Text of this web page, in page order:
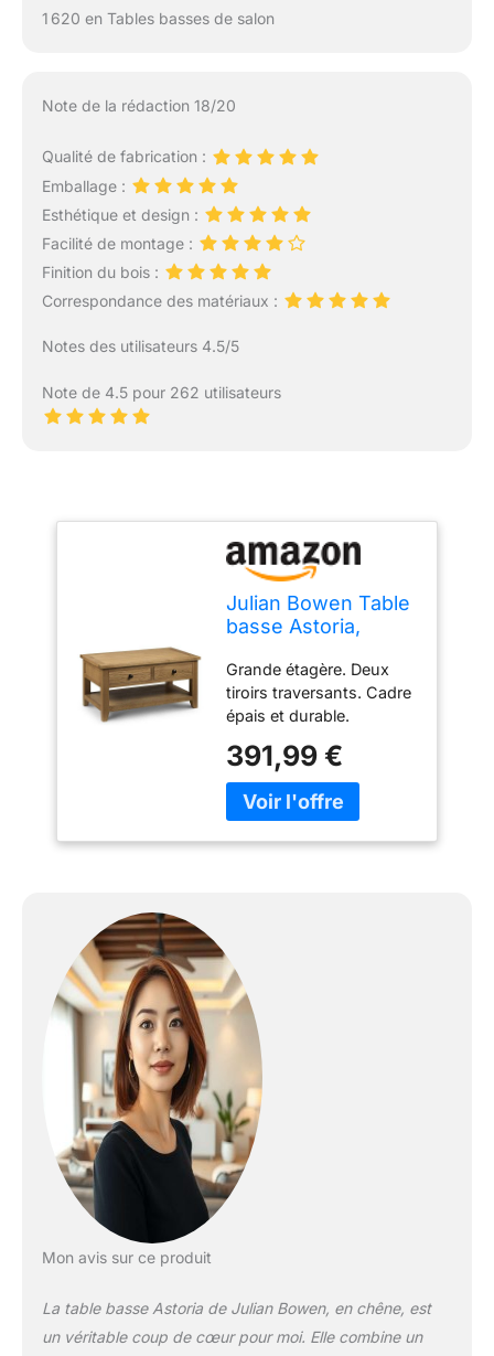
1 620 en Tables basses de salon
Note de la rédaction 18/20
Qualité de fabrication :
Emballage :
Esthétique et design :
Facilité de montage :
Finition du bois :
Correspondance des matériaux :
Notes des utilisateurs 4.5/5
Note de 4.5 pour 262 utilisateurs
Julian Bowen Table
basse Astoria,
Grande étagère. Deux
tiroirs traversants. Cadre
épais et durable.
Hauteur : 50 cm. Largeur
: 100 cm. Profondeur : 60
cm.
391,99 €
Mon avis sur ce produit
La table basse Astoria de Julian Bowen, en chêne, est
un véritable coup de cœur pour moi. Elle combine un